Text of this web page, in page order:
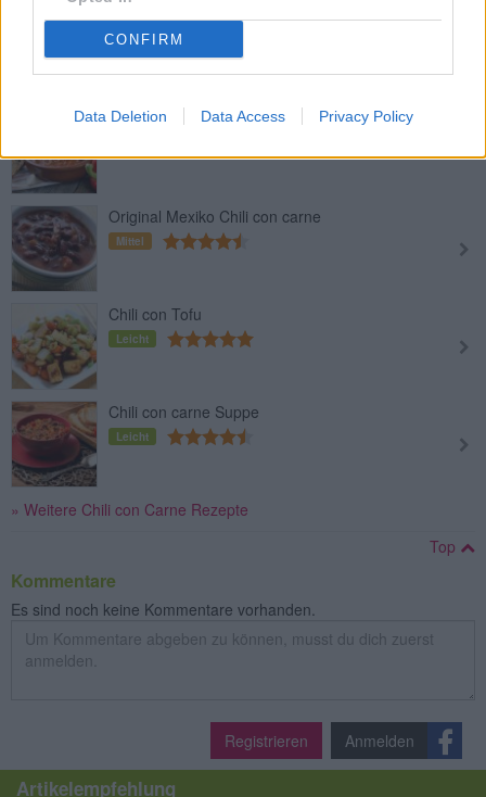
CONFIRM
Data Deletion Data Access Privacy Policy
Party-Chili con Carne
Leicht
Chili con carne mit Faschiertem
Original Mexiko Chili con carne
Mittel
Chili con Tofu
Leicht
Chili con carne Suppe
Leicht
» Weitere Chili con Carne Rezepte
Top
Kommentare
Es sind noch keine Kommentare vorhanden.
Registrieren Anmelden
Artikelempfehlung